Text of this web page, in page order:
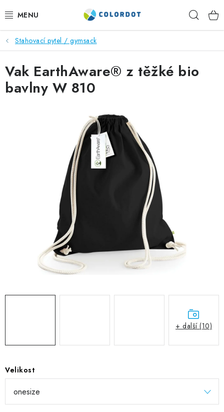
na
REKLAMNÍ TEXTIL
REKLAMNÍ PŘEDMĚTY
ČEPICE A DOPLŇKY
PRACOVNÍ OBLEČENÍ
DIGITÁLNÍ TISK
REFLEXNÍ NAŽEHLOVAČKY
TEXTIL S VLASTNÍM POTISKEM
Výměna/vrácení zboží
Vánoční trička
Kontakty
Akce a slevy
Stahovací pytel / gymsack
Velikost
Vak EarthAware® z těžké bio
bavlny W 810
+ další (10)